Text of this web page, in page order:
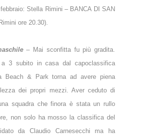
Stella Rimini – BANCA DI SAN
ore 20.30).
– Mai sconfitta fu più gradita.
3 subito in casa dal capoclassifica
Beach & Park torna ad avere piena
dei propri mezzi. Aver ceduto di
squadra che finora è stata un rullo
non solo ha mosso la classifica del
da Claudio Carnesecchi ma ha